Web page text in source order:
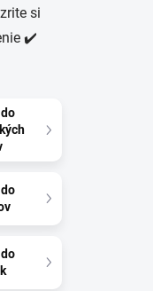
si
✔️